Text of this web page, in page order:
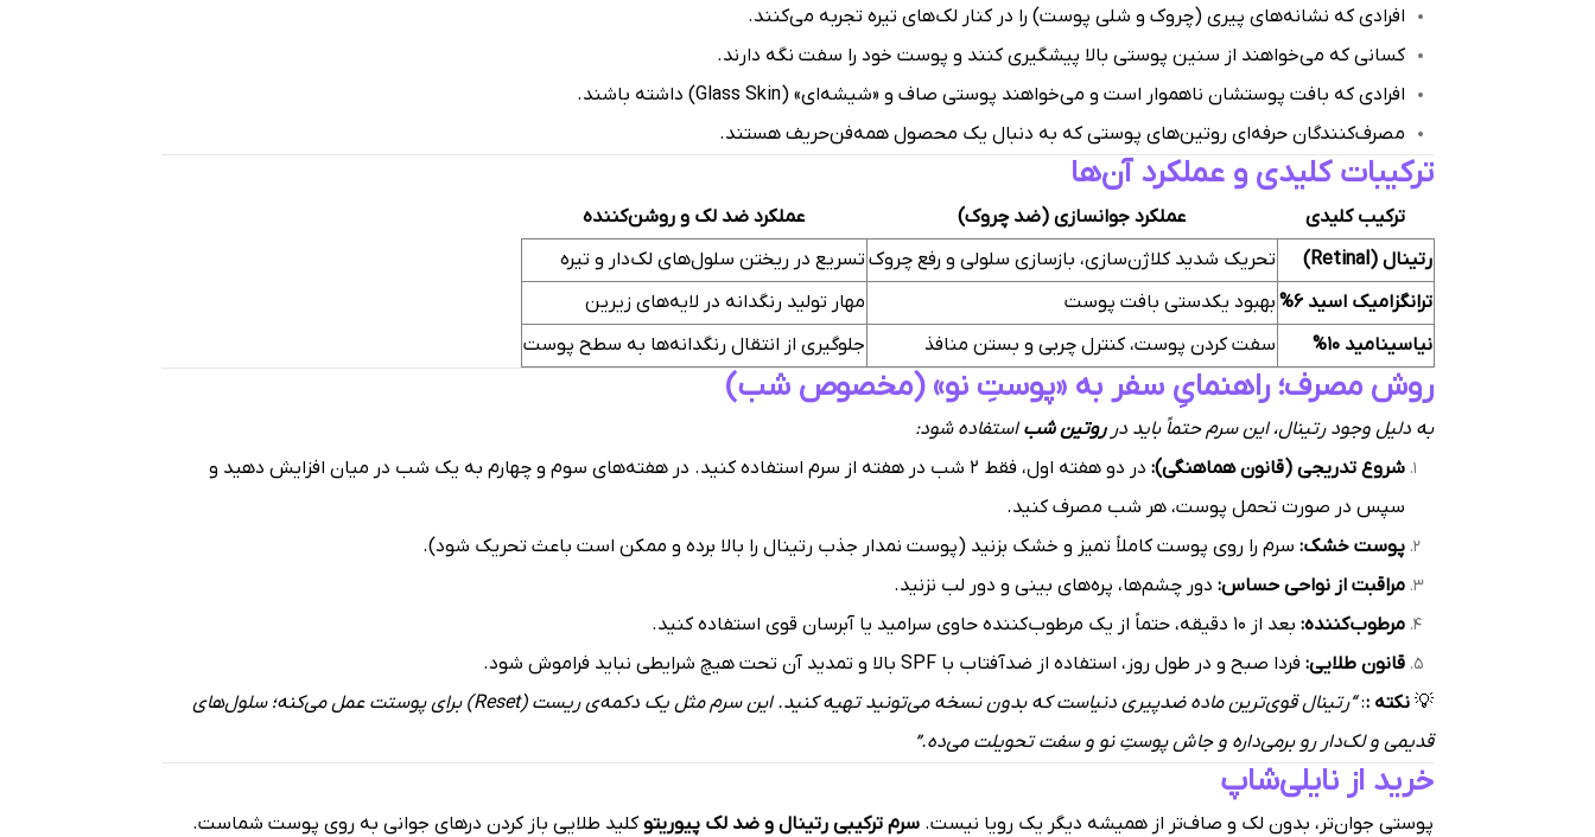
افرادی که نشانه‌های پیری (چروک و شلی پوست) را در کنار لک‌های تیره تجربه می‌کنند.
کسانی که می‌خواهند از سنین پوستی بالا پیشگیری کنند و پوست خود را سفت نگه دارند.
افرادی که بافت پوستشان ناهموار است و می‌خواهند پوستی صاف و «شیشه‌ای» (Glass Skin) داشته باشند.
مصرف‌کنندگان حرفه‌ای روتین‌های پوستی که به دنبال یک محصول همه‌فن‌حریف هستند.
ترکیبات کلیدی و عملکرد آن‌ها
ترکیب کلیدی عملکرد جوانسازی (ضد چروک)
عملکرد ضد لک و روشن‌کننده
رتینال (Retinal)
تحریک شدید کلاژن‌سازی، بازسازی سلولی و رفع چروک تسریع در ریختن سلول‌های لک‌دار و تیره
ترانگزامیک اسید 6%
بهبود یکدستی بافت پوست
مهار تولید رنگدانه در لایه‌های زیرین
نیاسینامید 10%
سفت کردن پوست، کنترل چربی و بستن منافذ جلوگیری از انتقال رنگدانه‌ها به سطح پوست
روش مصرف؛ راهنمایِ سفر به «پوستِ نو» (مخصوص شب)
به دلیل وجود رتینال، این سرم حتماً باید درروتین شب استفاده شود:
شروع تدریجی (قانون هماهنگی):
در دو هفته اول، فقط ۲ شب در هفته از سرم استفاده کنید. در هفته‌های سوم و چهارم به یک شب در میان افزایش دهید و
سپس در صورت تحمل پوست، هر شب مصرف کنید.
پوست خشک: سرم را روی پوست کاملاً تمیز و خشک بزنید (پوست نمدار جذب رتینال را بالا برده و ممکن است باعث تحریک شود).
مراقبت از نواحی حساس: دور چشم‌ها، پره‌های بینی و دور لب نزنید.
مرطوب‌کننده: بعد از ۱۰ دقیقه، حتماً از یک مرطوب‌کننده حاوی سرامید یا آبرسان قوی استفاده کنید.
قانون طلایی: فردا صبح و در طول روز، استفاده از ضدآفتاب با SPF بالا و تمدید آن تحت هیچ شرایطی نباید فراموش شود.
💡 نکته ::
“رتینال قوی‌ترین ماده ضدپیری دنیاست که بدون نسخه می‌تونید تهیه کنید. این سرم مثل یک دکمه‌ی ریست (Reset) برای پوستت عمل می‌کنه؛ سلول‌های
قدیمی و لک‌دار رو برمی‌داره و جاش پوستِ نو و سفت تحویلت می‌ده.”
خرید از نایلی‌شاپ
پوستی جوان‌تر، بدون لک و صاف‌تر از همیشه دیگر یک رویا نیست. سرم ترکیبی رتینال و ضد لک پیوریتوکلید طلایی باز کردن درهای جوانی به روی پوست شماست.